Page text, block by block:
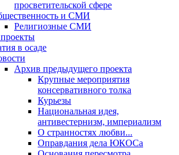
просветительской сфере
и СМИ
Религиозные СМИ
в осаде
Архив предыдущего проекта
Крупные мероприятия
консервативного толка
Курьезы
Национальная идея,
антивестернизм, империализм
О странностях любви...
Оправдания дела ЮКОСа